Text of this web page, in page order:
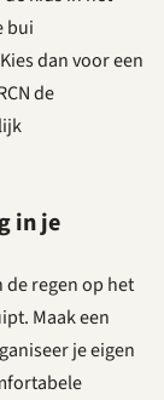
bui
dan voor een
de
in je
de regen op het
Maak een
je eigen